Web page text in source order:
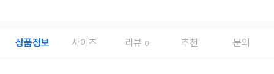
상품정보 사이즈 리뷰 0 추천 문의